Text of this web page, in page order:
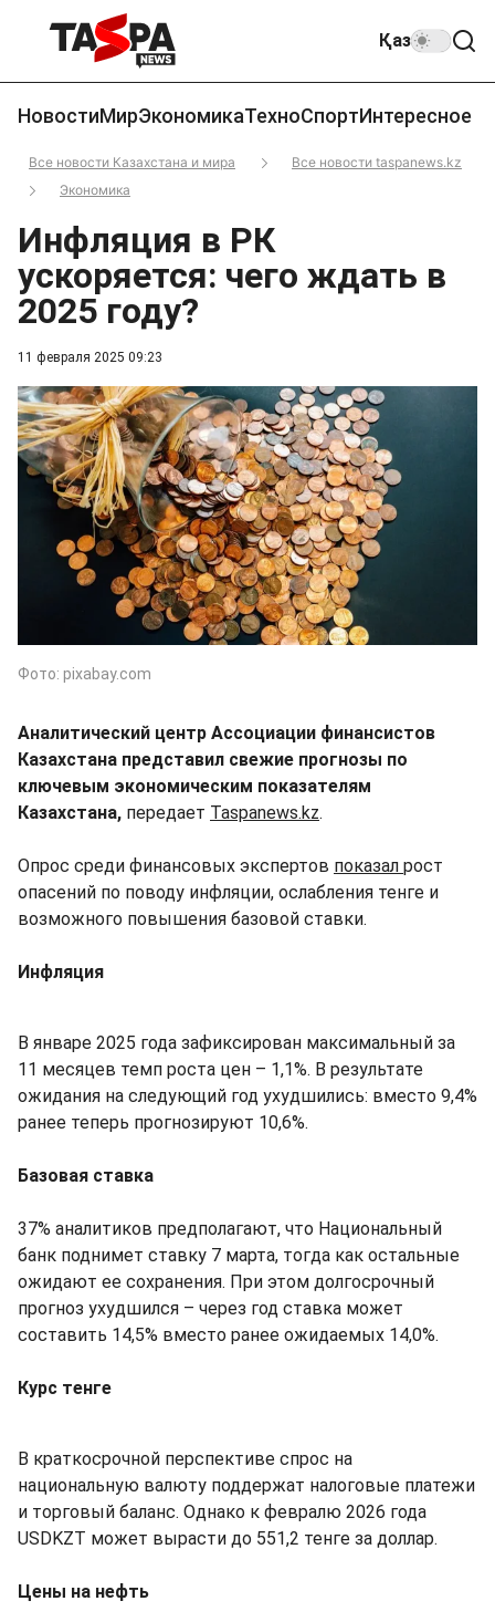
Қаз
НовостиМирЭкономикаТехноСпортИнтересное
Все новости Казахстана и мира
Все новости taspanews.kz
Экономика
11 февраля 2025 09:23
Инфляция в РК
ускоряется: чего ждать в
2025 году?
Фото: pixabay.com
Аналитический центр Ассоциации финансистов
Казахстана представил свежие прогнозы по
ключевым экономическим показателям
Казахстана, передает Taspanews.kz.
Опрос среди финансовых экспертов показал рост
опасений по поводу инфляции, ослабления тенге и
возможного повышения базовой ставки.
Инфляция
В январе 2025 года зафиксирован максимальный за
11 месяцев темп роста цен – 1,1%. В результате
ожидания на следующий год ухудшились: вместо 9,4%
ранее теперь прогнозируют 10,6%.
Базовая ставка
37% аналитиков предполагают, что Национальный
банк поднимет ставку 7 марта, тогда как остальные
ожидают ее сохранения. При этом долгосрочный
прогноз ухудшился – через год ставка может
составить 14,5% вместо ранее ожидаемых 14,0%.
Курс тенге
В краткосрочной перспективе спрос на
национальную валюту поддержат налоговые платежи
и торговый баланс. Однако к февралю 2026 года
USDKZT может вырасти до 551,2 тенге за доллар.
Цены на нефть